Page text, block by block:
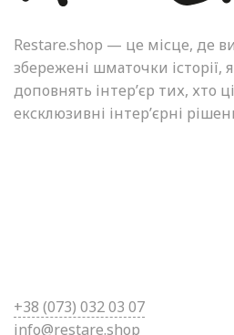
Restare.shop — це місце, де
збережені шматочки історії,
доповнять інтер’єр тих, хто
ексклюзивні інтер’єрні
+38 (073) 032 03 07
info@restare.shop